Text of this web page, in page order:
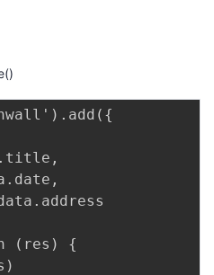
(res) {